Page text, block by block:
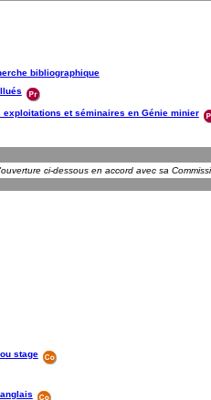
bibliographique
et séminaires en Génie minier
ci-dessous en accord avec sa
stage